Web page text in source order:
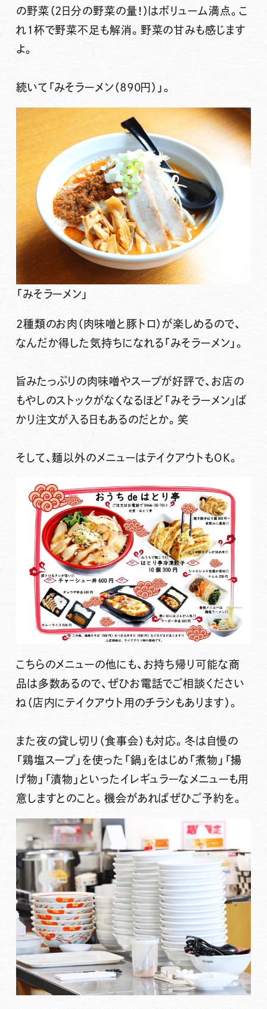
の野菜（2日分の野菜の量！）はボリューム満点。こ
れ1杯で野菜不足も解消。野菜の甘みも感じます
よ。
続いて 「みそラーメン（890円）」。
「みそラーメン」
2種類のお肉（肉味噌と豚トロ）が楽しめるので、
なんだか得した気持ちになれる「みそラーメン」。
旨みたっぷりの肉味噌やスープが好評で、お店の
もやしのストックがなくなるほど「みそラーメン」ば
かり注文が入る日もあるのだとか。笑
そして、麺以外のメニューはテイクアウトもOK。
こちらのメニューの他にも、お持ち帰り可能な商
品は多数あるので、ぜひお電話でご相談ください
ね（店内にテイクアウト用のチラシもあります）。
また夜の貸し切り（食事会）も対応。冬は自慢の
「鶏塩スープ」を使った「鍋」をはじめ「煮物」「揚
げ物」「漬物」といったイレギュラーなメニューも用
意しますとのこと。機会があればぜひご予約を。